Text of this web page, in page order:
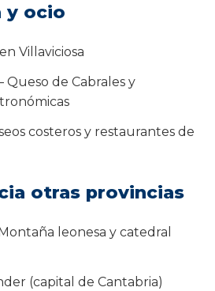
y ocio
Villaviciosa
Queso de Cabrales y
costeros y restaurantes de
otras provincias
leonesa y catedral
(capital de Cantabria)